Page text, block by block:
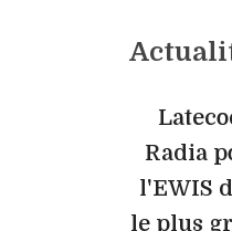
Radia
l'EWIS
le plus